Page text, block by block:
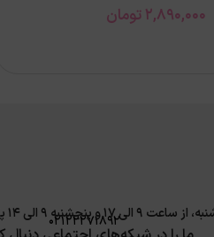
2,890,000 تومان
02122271892 14 پاسخگوی سوالات شما هستیم.